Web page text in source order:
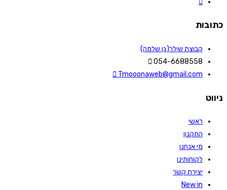
כתובות
קבוצת שילר(גן שלמה)
054-6688558
Tmooonaweb@gmail.com
ניווט
ראשי
התקנון
מי אנחנו
לקוחותינו
יצירת קשר
New in